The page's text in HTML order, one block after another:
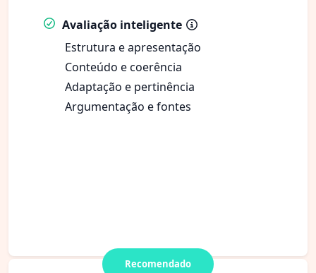
Avaliação inteligente
Estrutura e apresentação
Conteúdo e coerência
Adaptação e pertinência
Argumentação e fontes
Recomendado